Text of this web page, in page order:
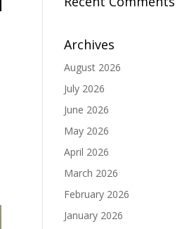
Archives
August 2026
July 2026
June 2026
May 2026
April 2026
March 2026
February 2026
January 2026